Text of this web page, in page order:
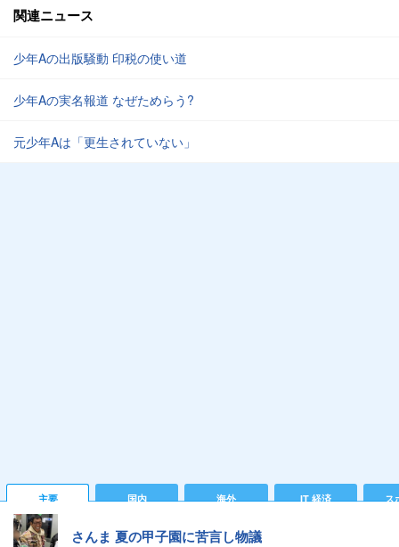
関連ニュース
少年Aの出版騒動 印税の使い道
少年Aの実名報道 なぜためらう?
元少年Aは「更生されていない」
主要 国内 海外 IT 経済 ス
さんま 夏の甲子園に苦言し物議